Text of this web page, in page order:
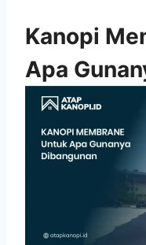
Kanopi
Apa